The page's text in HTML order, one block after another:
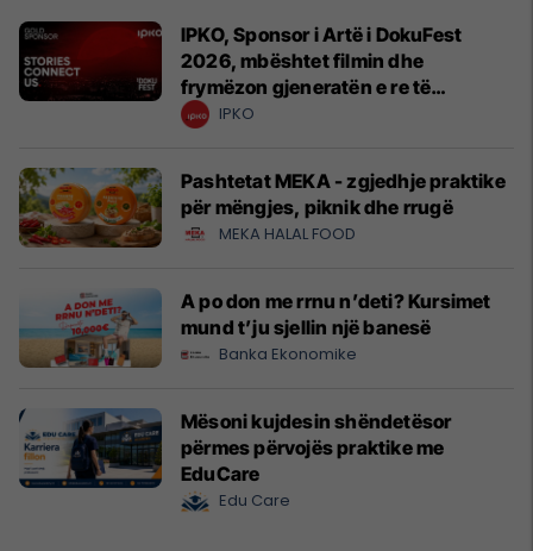
IPKO, Sponsor i Artë i DokuFest
2026, mbështet filmin dhe
frymëzon gjeneratën e re të
krijuesve
IPKO
Pashtetat MEKA - zgjedhje praktike
për mëngjes, piknik dhe rrugë
MEKA HALAL FOOD
A po don me rrnu n’deti? Kursimet
mund t’ju sjellin një banesë
Banka Ekonomike
Mësoni kujdesin shëndetësor
përmes përvojës praktike me
EduCare
Edu Care